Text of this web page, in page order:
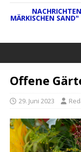
MÄRKISCHEN
Offene
29. Juni 2023